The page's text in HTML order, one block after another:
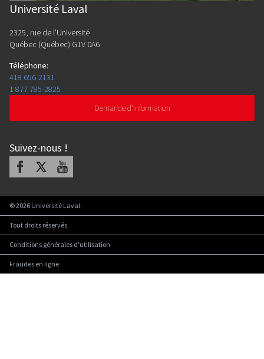
Université Laval
2325, rue de l'Université
Québec (Québec) G1V 0A6
Téléphone:
418 656-2131
1 877 785-2825
Demande d'information
Suivez-nous !
Facebook Youtube
©2026 Université Laval.
Tout droits réservés
Conditions générales d'utilisation
Fraudes en ligne